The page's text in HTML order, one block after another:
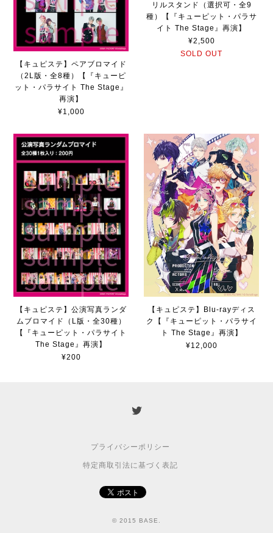
【キュピステ】ペアブロマイド
（2L版・全8種）【『キューピ
ット・パラサイト The Stage』
再演】
¥1,000
リルスタンド（選択可・全9
種）【『キューピット・パラサ
イト The Stage』再演】
¥2,500
SOLD OUT
【キュピステ】公演写真ランダ
ムブロマイド（L版・全30種）
【『キューピット・パラサイト
The Stage』再演】
¥200
【キュピステ】Blu-rayディス
ク【『キューピット・パラサイ
ト The Stage』再演】
¥12,000
プライバシーポリシー
特定商取引法に基づく表記
© 2015 BASE.